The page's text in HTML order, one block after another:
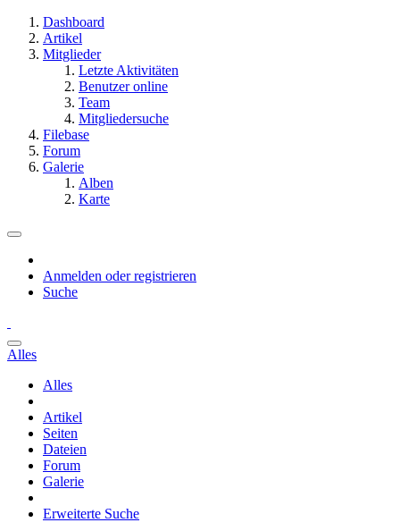
Dashboard
Artikel
Mitglieder
Letzte Aktivitäten
Benutzer online
Team
Mitgliedersuche
Filebase
Forum
Galerie
Alben
Karte
Anmelden oder registrieren
Suche
Alles
Alles
Artikel
Seiten
Dateien
Forum
Galerie
Erweiterte Suche